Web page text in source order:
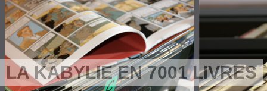
LA KABYLIE EN 7001 LIVRES